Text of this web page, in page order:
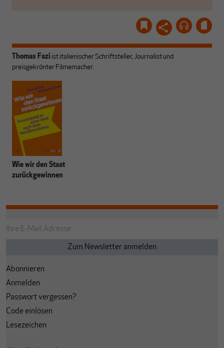
Thomas Fazi ist italienischer Schriftsteller, Journalist und
preisgekrönter Filmemacher.
Wie wir den Staat
zurückgewinnen
Abonnieren
Anmelden
Passwort vergessen?
Code einlösen
Lesezeichen